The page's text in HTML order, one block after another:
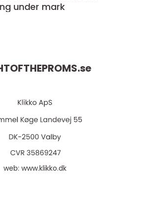
under mark
se
web: www.klikko.dk